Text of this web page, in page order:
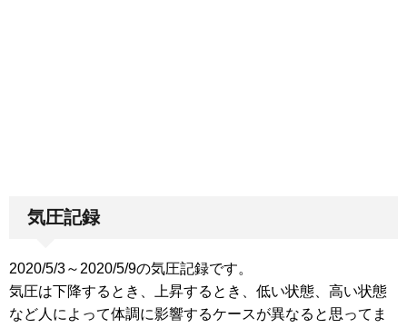
気圧記録
2020/5/3～2020/5/9の気圧記録です。
気圧は下降するとき、上昇するとき、低い状態、高い状態
など人によって体調に影響するケースが異なると思ってま